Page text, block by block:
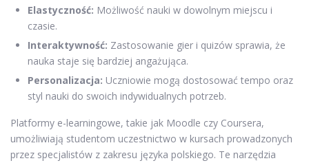
Elastyczność: Możliwość nauki w dowolnym miejscu i
czasie.
Interaktywność: Zastosowanie gier i quizów sprawia, że
nauka staje się bardziej angażująca.
Personalizacja: Uczniowie mogą dostosować tempo oraz
styl nauki do swoich indywidualnych potrzeb.
Platformy e-learningowe, takie jak Moodle czy Coursera,
umożliwiają studentom uczestnictwo w kursach prowadzonych
przez specjalistów z zakresu języka polskiego. Te narzędzia